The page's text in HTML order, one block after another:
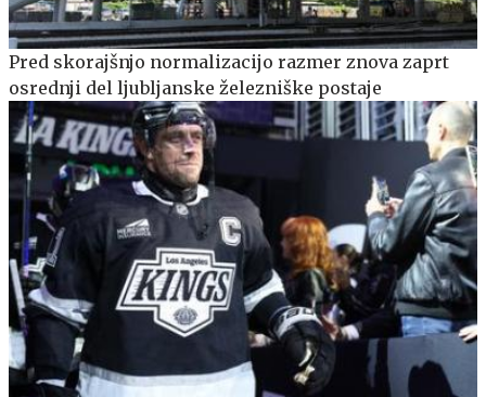
Pred skorajšnjo normalizacijo razmer znova zaprt
osrednji del ljubljanske železniške postaje